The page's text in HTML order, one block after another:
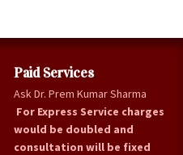
Paid Services
Ask Dr. Prem Kumar Sharma
For Express Service charges
would be doubled and
consultation will be fixed